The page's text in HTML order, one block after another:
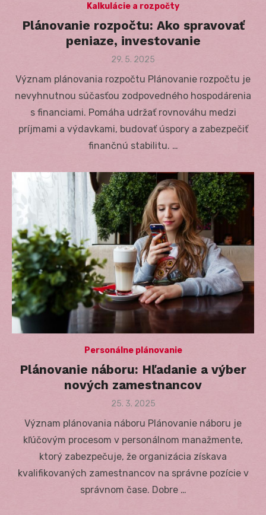
Kalkulácie a rozpočty
Plánovanie rozpočtu: Ako spravovať
peniaze, investovanie
Posted
29. 5. 2025
Význam plánovania rozpočtu Plánovanie rozpočtu je
nevyhnutnou súčasťou zodpovedného hospodárenia
s financiami. Pomáha udržať rovnováhu medzi
príjmami a výdavkami, budovať úspory a zabezpečiť
finančnú stabilitu. …
Personálne plánovanie
Plánovanie náboru: Hľadanie a výber
nových zamestnancov
Posted
25. 3. 2025
Význam plánovania náboru Plánovanie náboru je
kľúčovým procesom v personálnom manažmente,
ktorý zabezpečuje, že organizácia získava
kvalifikovaných zamestnancov na správne pozície v
správnom čase. Dobre …